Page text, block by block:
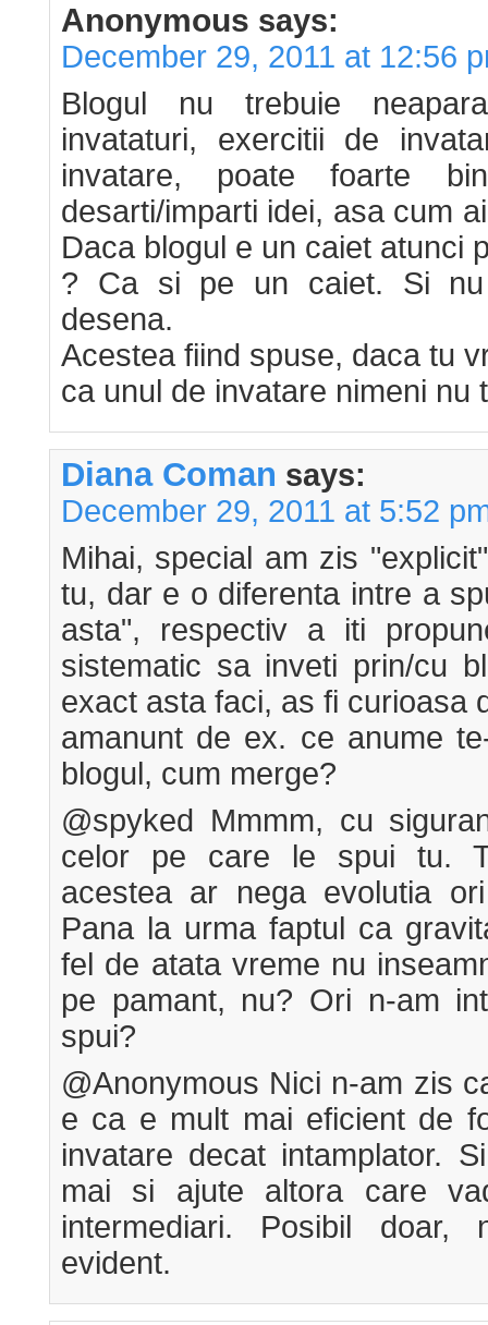
Anonymous says:
December 29, 2011 at 12:56
Blogul nu trebuie
invataturi, exercitii de
invatare, poate foarte
desarti/imparti idei, asa cum
Daca blogul e un caiet atunci
? Ca si pe un caiet. Si
desena.
Acestea fiind spuse, daca tu
ca unul de invatare nimeni nu
Diana Coman says:
December 29, 2011 at 5:52
Mihai, special am zis
tu, dar e o diferenta intre a
asta", respectiv a iti
sistematic sa inveti prin/cu
exact asta faci, as fi curioasa
amanunt de ex. ce anume
blogul, cum merge?
@spyked Mmmm, cu
celor pe care le spui tu.
acestea ar nega evolutia
Pana la urma faptul ca
fel de atata vreme nu
pe pamant, nu? Ori n-am
spui?
@Anonymous Nici n-am zis
e ca e mult mai eficient de
invatare decat intamplator.
mai si ajute altora care
intermediari. Posibil
evident.